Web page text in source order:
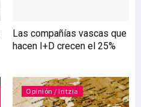
Ambiente y Política
Territorial, Ana Oregi, “el
sintonía con la Unión
Europea, reconoce la
importancia
Las compañías vascas que
hacen I+D crecen el 25%
Opinión / Iritzia